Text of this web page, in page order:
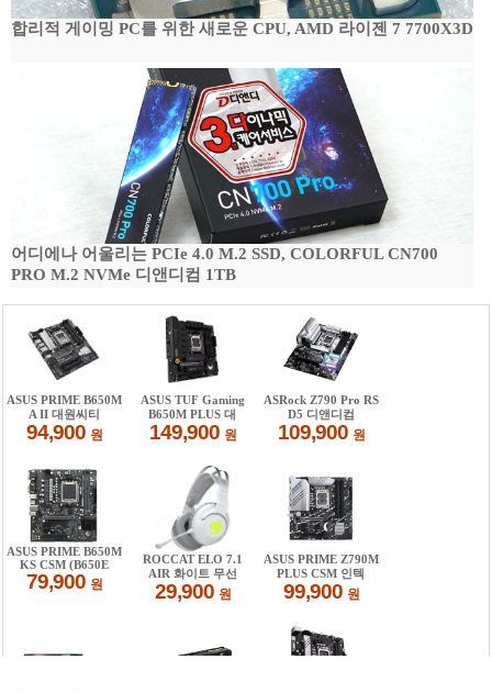
합리적 게이밍 PC를 위한 새로운 CPU, AMD 라이젠 7 7700X3D
어디에나 어울리는 PCIe 4.0 M.2 SSD, COLORFUL CN700
PRO M.2 NVMe 디앤디컴 1TB